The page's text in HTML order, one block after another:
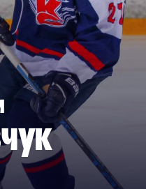
Дивизион Серебряный
АКМ-Новомосковск
Красноярские Рыси
Ладья
Локо-76
МХК Молот
Реактор